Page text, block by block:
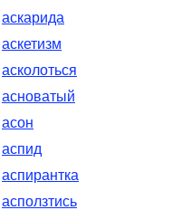
аскарида
аскетизм
асколоться
асноватый
асон
аспид
аспирантка
асползтись